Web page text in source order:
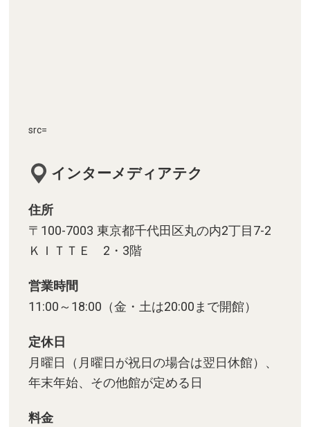
src=
インターメディアテク
住所
〒100-7003 東京都千代田区丸の内2丁目7-2
ＫＩＴＴＥ 2・3階
営業時間
11:00～18:00（金・土は20:00まで開館）
定休日
月曜日（月曜日が祝日の場合は翌日休館）、
年末年始、その他館が定める日
料金